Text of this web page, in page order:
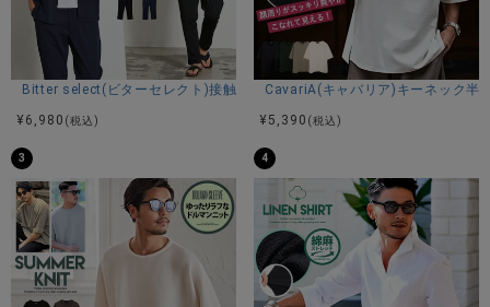
商品説明
ストーンロゴTシャツが入荷しました。
フロントに大胆なロゴデザインをラインストーンで表現し
た、存在感抜群の半袖Tシャツ。
垂れ落ちるようなデザインが印象的で、シンプルな中にもエ
ッジの効いた雰囲気を演出しています。
胸元だけでなく袖や裾にもさりげなくラインストーンを散り
ばめ、細部までこだわった仕上がりです。
Bitter select(ビターセレクト)接触冷感スーパーストレッチバンドカラー
¥ 6,980 (税込)
CavariA(キャバリア)キーネック半
¥ 5,390 (税込)
3 4